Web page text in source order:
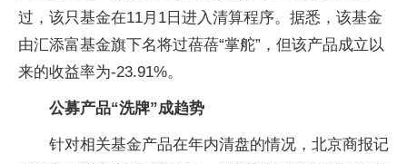
过，该只基金在11月1日进入清算程序。据悉，该基金
由汇添富基金旗下名将过蓓蓓“掌舵”，但该产品成立以
来的收益率为-23.91%。
公募产品“洗牌”成趋势
针对相关基金产品在年内清盘的情况，北京商报记